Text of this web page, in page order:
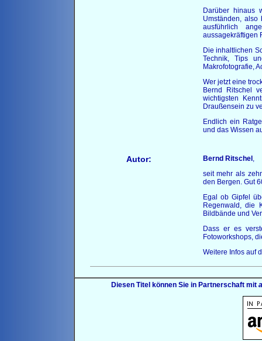
Darüber hinaus
Umständen,
ausführlich
aussagekräftigen
Die inhaltlichen
Technik, Tips
Makrofotografie,
Wer jetzt eine
Bernd Ritschel
wichtigsten
Draußensein zu
Endlich ein
und das Wissen
Autor: Bernd Ritschel ,
seit mehr als
den Bergen. Gut
Egal ob Gipfel
Regenwald, die
Bildbände und
Dass er es
Fotoworkshops,
Weitere Infos auf
Diesen Titel können Sie in Partnerschaft mit